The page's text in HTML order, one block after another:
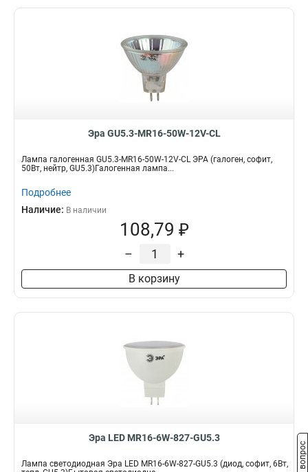
Эра GU5.3-MR16-50W-12V-CL
Лампа галогенная GU5.3-MR16-50W-12V-CL ЭРА (галоген, софит,
50Вт, нейтр, GU5.3)Галогенная лампа...
Подробнее
Наличие: В наличии
108,79 ₽
– +
В корзину
Эра LED MR16-6W-827-GU5.3
Лампа светодиодная Эра LED MR16-6W-827-GU5.3 (диод, софит, 6Вт,